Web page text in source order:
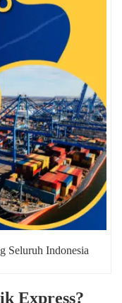
Seluruh Indonesia
Express?